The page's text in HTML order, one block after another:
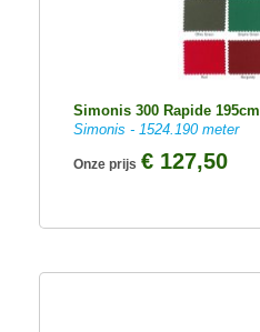
Simonis 300 Rapide 195cm
Simonis - 1524.190 meter
Onze prijs € 127,50